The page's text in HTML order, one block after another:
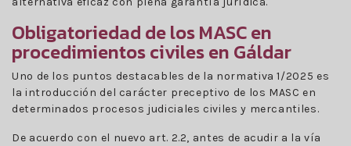
Obligatoriedad de los MASC en
procedimientos civiles en Gáldar
Uno de los puntos destacables de la normativa 1/2025 es
la introducción del carácter preceptivo de los MASC en
determinados procesos judiciales civiles y mercantiles.
De acuerdo con el nuevo art. 2.2, antes de acudir a la vía